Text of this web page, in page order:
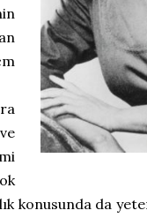
konusunda da